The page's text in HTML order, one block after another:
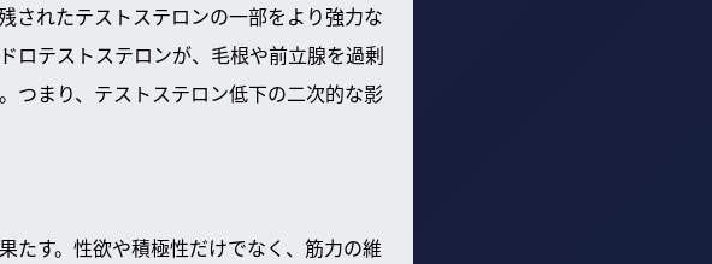
されたテストステロンの一部をより強力な
ロテストステロンが、毛根や前立腺を過剰
つまり、テストステロン低下の二次的な影
たす。性欲や積極性だけでなく、筋力の維